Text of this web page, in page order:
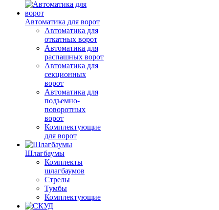
Автоматика для ворот
Автоматика для
откатных ворот
Автоматика для
распашных ворот
Автоматика для
секционных
ворот
Автоматика для
подъемно-
поворотных
ворот
Комплектующие
для ворот
Шлагбаумы
Комплекты
шлагбаумов
Стрелы
Тумбы
Комплектующие